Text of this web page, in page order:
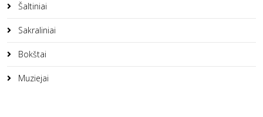
Šaltiniai
Sakraliniai
Bokštai
Muziejai